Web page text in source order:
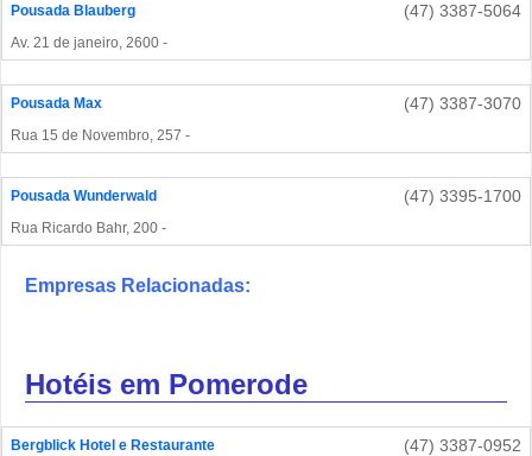
Pousada Blauberg (47) 3387-5064
Av. 21 de janeiro, 2600 -
Pousada Max (47) 3387-3070
Rua 15 de Novembro, 257 -
Pousada Wunderwald (47) 3395-1700
Rua Ricardo Bahr, 200 -
Empresas Relacionadas:
Hotéis em Pomerode
Bergblick Hotel e Restaurante (47) 3387-0952